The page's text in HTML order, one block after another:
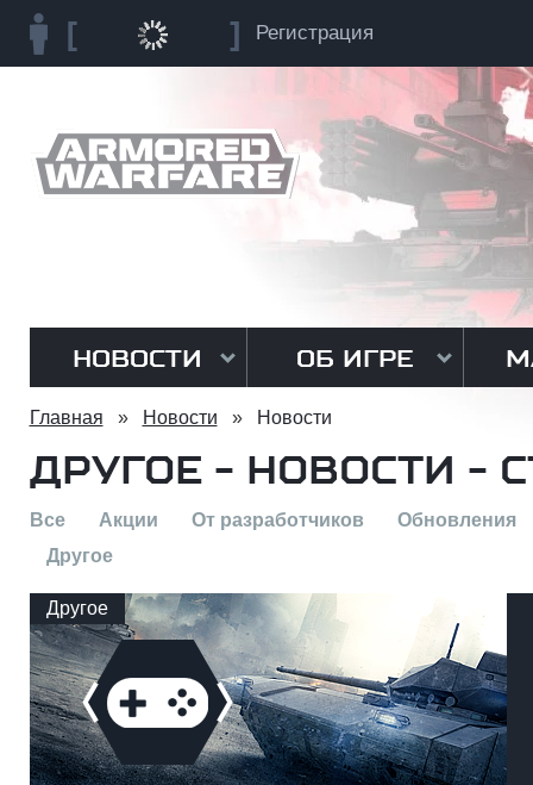
Регистрация
НОВОСТИ ОБ ИГРЕ
Главная » Новости » Новости
ДРУГОЕ - НОВОСТИ -
Все Акции От разработчиков
Обновления
Другое
Другое